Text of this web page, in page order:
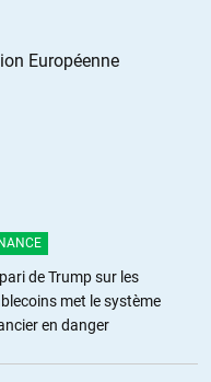
Morts de la grippe?
du bateau de croisière
par rapport au virus et
à toute une population
« ? D’autant qu’on ne
du virus puisque qu’on
personnes touchées (faute
Européenne
de Trump sur les
met le système
en danger